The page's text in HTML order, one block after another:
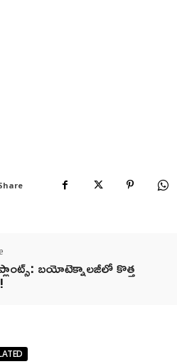
బయోటెక్నాలజీలో కొత్త